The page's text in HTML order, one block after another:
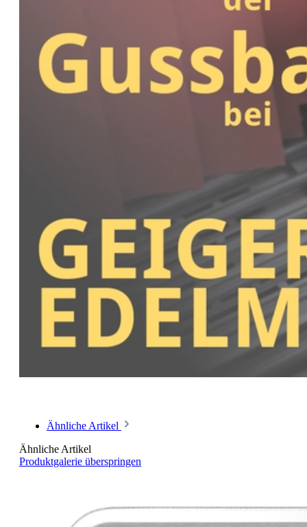
Ähnliche Artikel
Ähnliche Artikel
Produktgalerie überspringen